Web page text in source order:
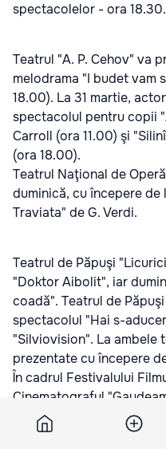
spectacolelor - ora 18.30.
Teatrul "A. P. Cehov" va
melodrama "I budet vam
18.00). La 31 martie,
spectacolul pentru copii
Carroll (ora 11.00) şi
(ora 18.00).
Teatrul Naţional de
duminică, cu începere de
Traviata" de G. Verdi.
Teatrul de Păpuşi
"Doktor Aibolit", iar
coadă". Teatrul de
spectacolul "Hai s-
"Silviovision". La ambele
prezentate cu începere
În cadrul Festivalului
Cinematograful
filmele "Go Fast" (ora
20.00). Duminică, vor fi